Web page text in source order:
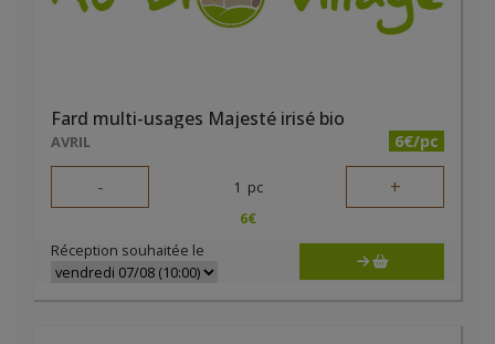
Fard multi-usages Majesté irisé bio
AVRIL 6€/pc
- 1 pc +
6€
Réception souhaitée le